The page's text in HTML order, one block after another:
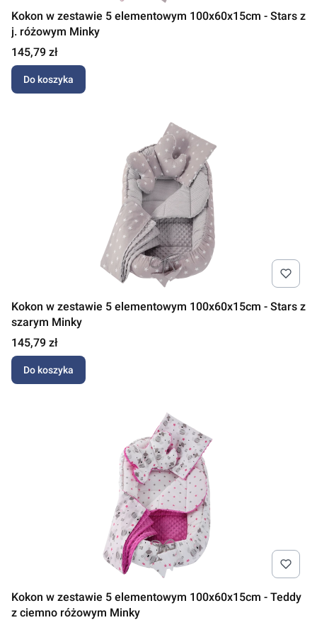
Kokon w zestawie 5 elementowym 100x60x15cm - Stars z
j. różowym Minky
Cena
145,79 zł
Do koszyka
Kokon w zestawie 5 elementowym 100x60x15cm - Stars z
szarym Minky
Cena
145,79 zł
Do koszyka
Kokon w zestawie 5 elementowym 100x60x15cm - Teddy
z ciemno różowym Minky